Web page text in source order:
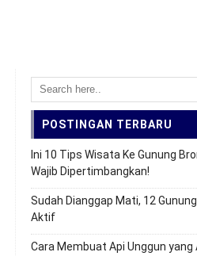
POSTINGAN TERBARU
Ini 10 Tips Wisata Ke Gunung
Wajib Dipertimbangkan!
Sudah Dianggap Mati, 12
Aktif
Cara Membuat Api Unggun yang